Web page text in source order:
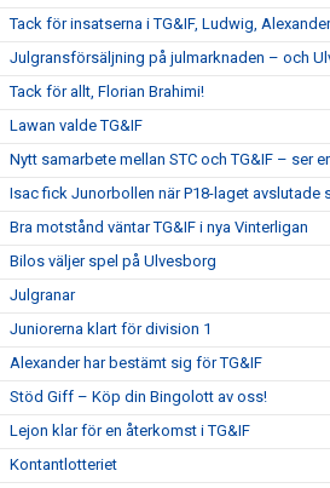
Tack för insatserna i TG&IF, Ludwig,
Julgransförsäljning på julmarknaden – och
Tack för allt, Florian Brahimi!
Lawan valde TG&IF
Nytt samarbete mellan STC och TG&IF – ser
Isac fick Junorbollen när P18-laget avslutade
Bra motstånd väntar TG&IF i nya Vinterligan
Bilos väljer spel på Ulvesborg
Julgranar
Juniorerna klart för division 1
Alexander har bestämt sig för TG&IF
Stöd Giff – Köp din Bingolott av oss!
Lejon klar för en återkomst i TG&IF
Kontantlotteriet